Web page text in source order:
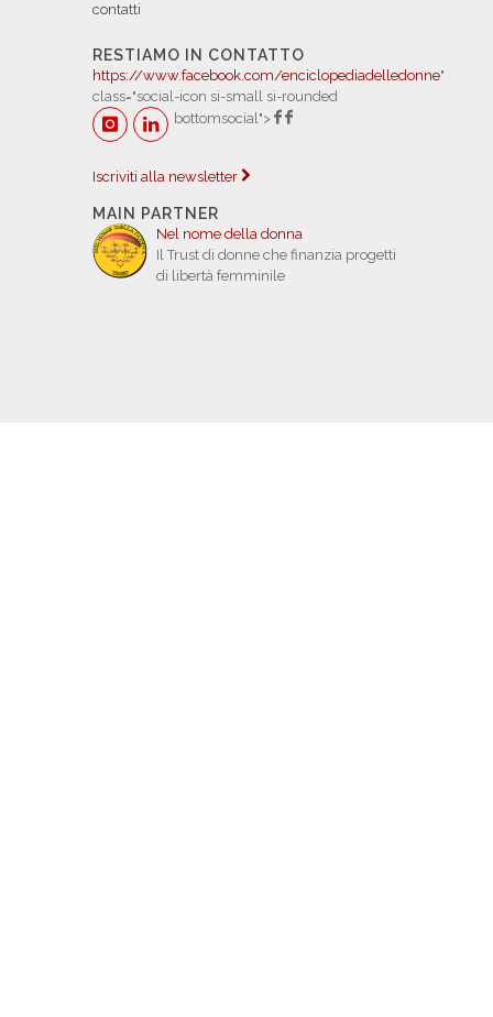
contatti
RESTIAMO IN CONTATTO
https://www.facebook.com/enciclopediadelledonne"
class="social-icon si-small si-rounded
bottomsocial">
Iscriviti alla newsletter
MAIN PARTNER
Nel nome della donna
Il Trust di donne che finanzia progetti
di libertà femminile